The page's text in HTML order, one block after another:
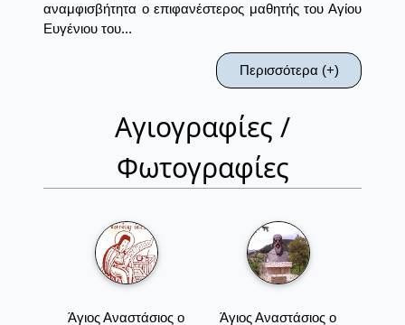
αναμφισβήτητα ο επιφανέστερος μαθητής του Αγίου
Ευγένιου του...
Περισσότερα (+)
Αγιογραφίες /
Φωτογραφίες
Άγιος Αναστάσιος ο
Άγιος Αναστάσιος ο